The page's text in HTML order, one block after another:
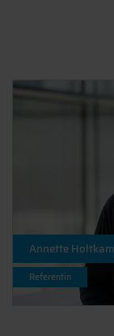
Annette
Referentin